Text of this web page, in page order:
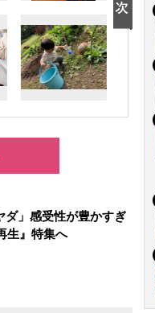
ダ」感受性が豊かすぎ
生』特集へ